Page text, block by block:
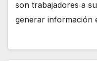
son trabajadores a
generar